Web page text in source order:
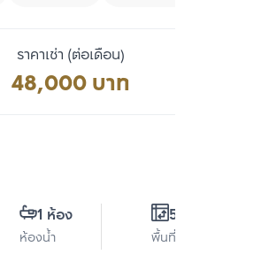
ราคาเช่า (ต่อเดือน)
48,000 บาท
1 ห้อง
ห้องน้ำ
55 ตร.ม.
พื้นที่ใช้สอย